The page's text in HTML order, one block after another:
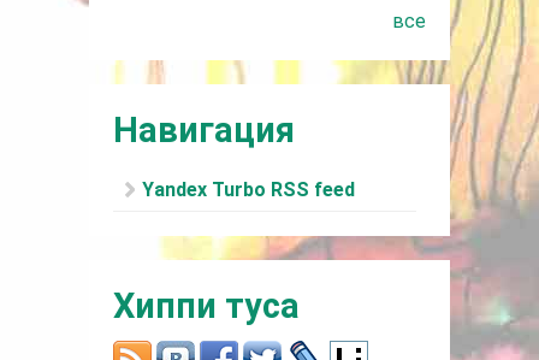
все
Навигация
Yandex Turbo RSS feed
Хиппи туса